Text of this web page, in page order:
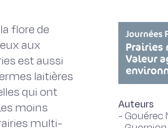
flore de
aux
est aussi
laitières
qui ont
moins
multi-
Journées
Valeur
Auteurs
-Gouérec